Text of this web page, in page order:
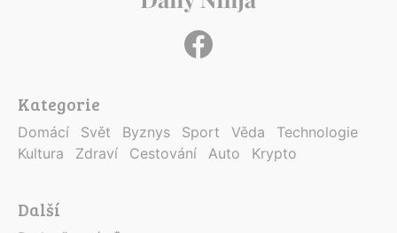
Kategorie
Domácí Svět Byznys Sport Věda
Technologie
Kultura
Zdraví Cestování Auto Krypto
Další